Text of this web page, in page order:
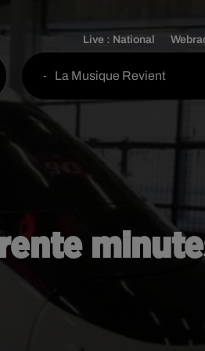
Live : National
- La Musique Revient